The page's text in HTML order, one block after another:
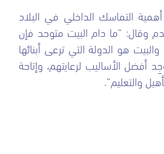
التماسك الداخلي في البلاد
وقال: “ما دام البيت متوحد فإن
هو الدولة التي ترعى أبنائها
أفضل الأساليب لرعايتهم، وإتاحة
والتعليم”.